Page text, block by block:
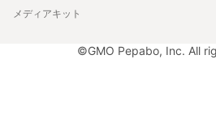
メディアキット
©GMO Pepabo, Inc. All